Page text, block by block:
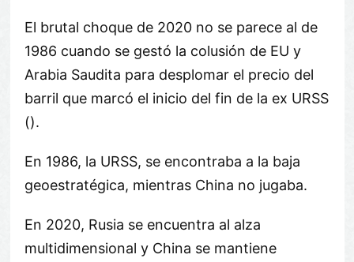
El brutal choque de 2020 no se parece al de
1986 cuando se gestó la colusión de EU y
Arabia Saudita para desplomar el precio del
barril que marcó el inicio del fin de la ex URSS
().
En 1986, la URSS, se encontraba a la baja
geoestratégica, mientras China no jugaba.
En 2020, Rusia se encuentra al alza
multidimensional y China se mantiene